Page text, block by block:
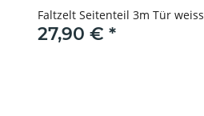
Faltzelt Seitenteil 3m Tür weiss
27,90 € *